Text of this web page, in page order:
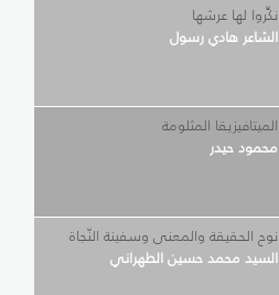
نكِّروا لها عرشها
الشاعر هادي رسول
الميتافيزيقا المثلومة
محمود حيدر
نوح الحقيقة والمعنى وسفينة النّجاة
السيد محمد حسين الطهراني